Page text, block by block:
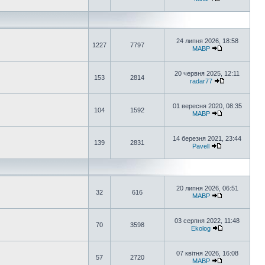
1227 7797
24 липня 2026, 18:58
MABP
153 2814
20 червня 2025, 12:11
radar77
104 1592
01 вересня 2020, 08:35
MABP
139 2831
14 березня 2021, 23:44
Pavell
32 616
20 липня 2026, 06:51
MABP
70 3598
03 серпня 2022, 11:48
Ekolog
57 2720
07 квітня 2026, 16:08
MABP